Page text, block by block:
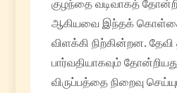
குழந்தை வடிவாகத்
ஆகியவை இந்தக்
விளக்கி நிற்கின்றன.
பார்வதியாகவும்
விருப்பத்தை நிறைவு